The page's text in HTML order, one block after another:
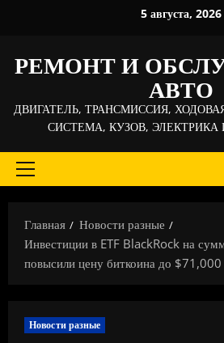
5 августа, 2026
РЕМОНТ И
АВТО
ДВИГАТЕЛЬ, ТРАНСМИССИЯ,
СИСТЕМА, КУЗОВ, ЭЛЕКТРИКА
Основное
Главная
Новости разные
Инвестиции в ETF BlackRock на
повысили цену биткоина до $71,000
Новости разные